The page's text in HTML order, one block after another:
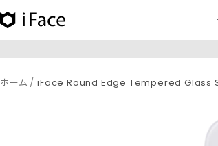
コ
ン
ツ
iFace
日
本
公ホーム iFace Round Edge Tempered Glass